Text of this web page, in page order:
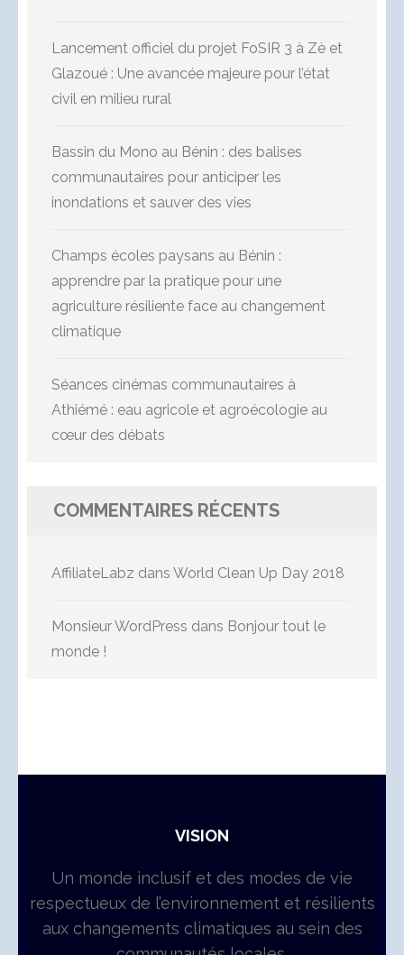
Lancement officiel du projet FoSIR 3 à Zè et
Glazoué : Une avancée majeure pour l’état
civil en milieu rural
Bassin du Mono au Bénin : des balises
communautaires pour anticiper les
inondations et sauver des vies
Champs écoles paysans au Bénin :
apprendre par la pratique pour une
agriculture résiliente face au changement
climatique
Séances cinémas communautaires à
Athiémé : eau agricole et agroécologie au
cœur des débats
COMMENTAIRES RÉCENTS
AffiliateLabz dans World Clean Up Day 2018
Monsieur WordPress dans Bonjour tout le
monde !
VISION
Un monde inclusif et des modes de vie
respectueux de l’environnement et résilients
aux changements climatiques au sein des